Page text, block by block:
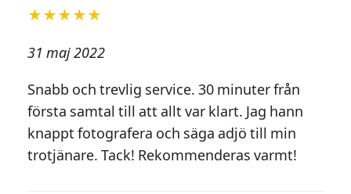
★★★★★
31 maj 2022
Snabb och trevlig service. 30 minuter från
första samtal till att allt var klart. Jag hann
knappt fotografera och säga adjö till min
trotjänare. Tack! Rekommenderas varmt!